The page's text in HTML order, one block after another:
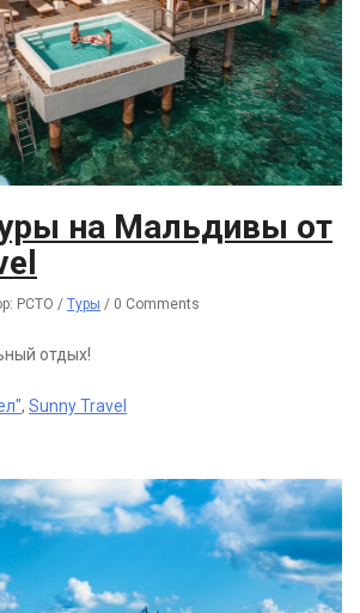
на Мальдивы от
РСТО / Туры / 0 Comments
отдых!
, Sunny Travel